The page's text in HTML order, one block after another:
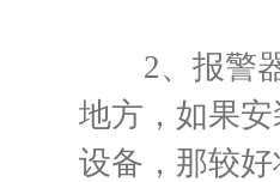
2、报警器
地方，如果
设备，那较